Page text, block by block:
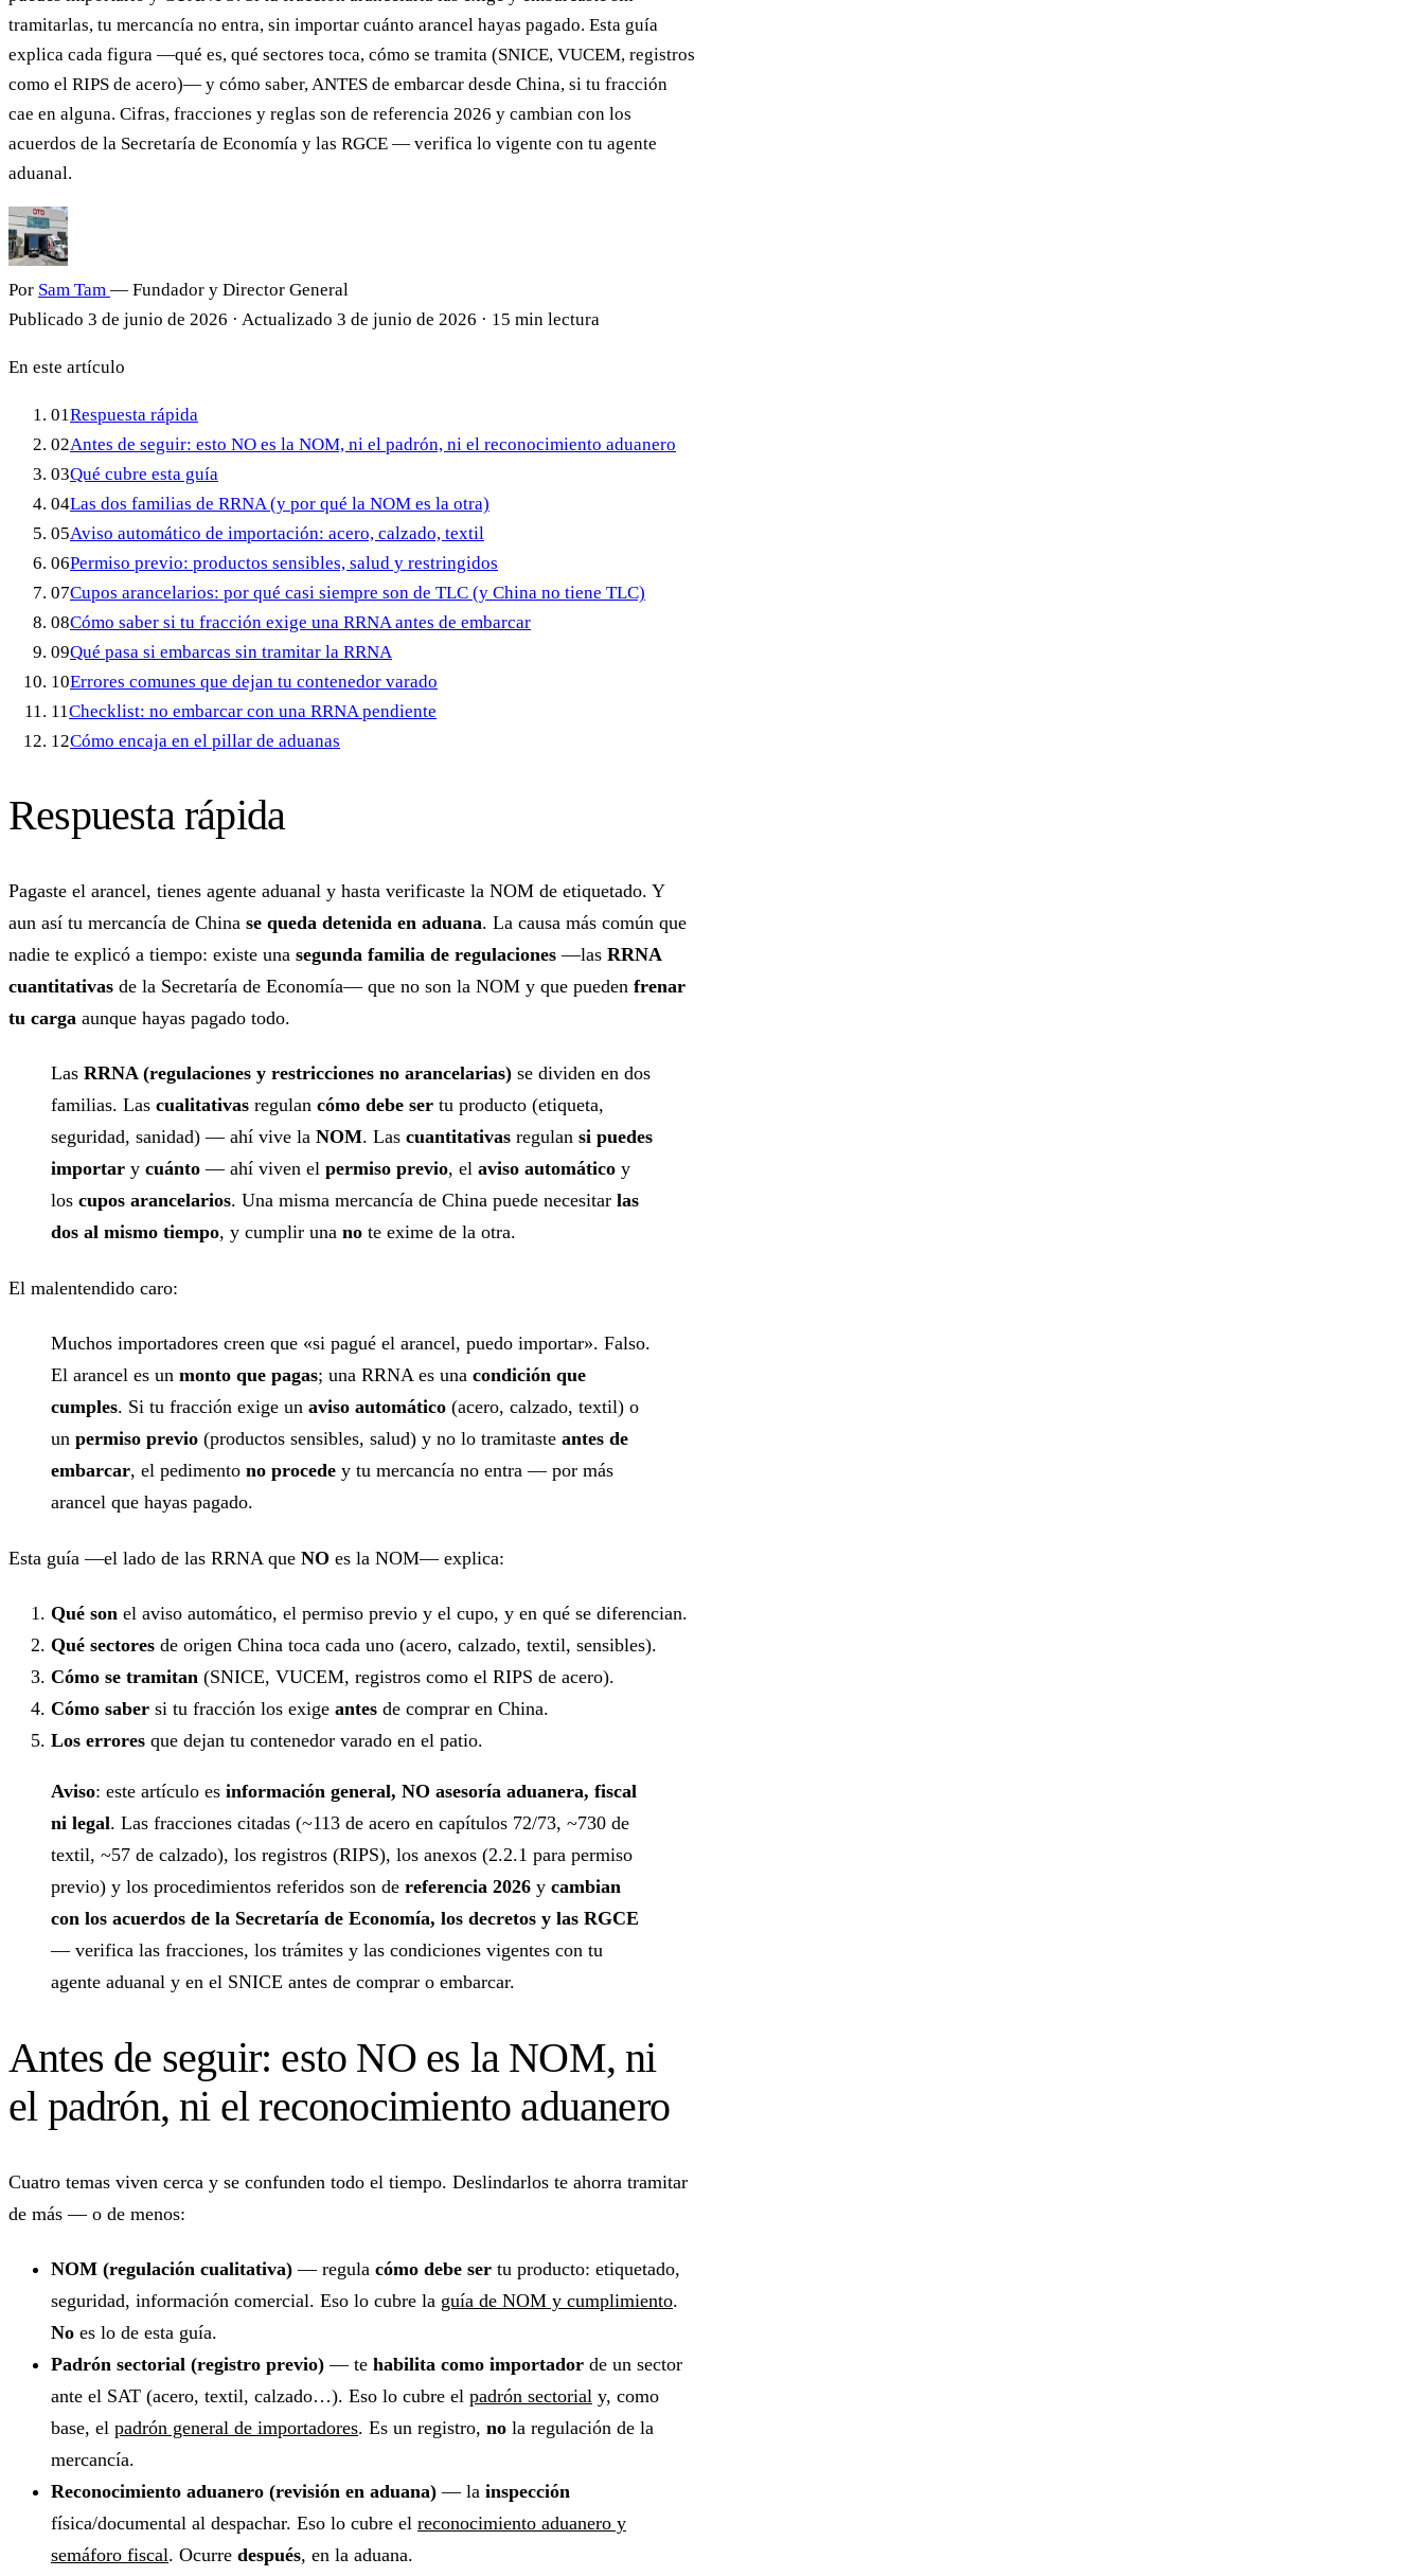
tramitarlas, tu mercancía no entra, sin importar cuánto arancel hayas pagado. Esta guía
explica cada figura —qué es, qué sectores toca, cómo se tramita (SNICE, VUCEM, registros
como el RIPS de acero)— y cómo saber, ANTES de embarcar desde China, si tu fracción
cae en alguna. Cifras, fracciones y reglas son de referencia 2026 y cambian con los
acuerdos de la Secretaría de Economía y las RGCE — verifica lo vigente con tu agente
aduanal.
Por Sam Tam — Fundador y Director General
Publicado 3 de junio de 2026 · Actualizado 3 de junio de 2026 · 15 min lectura
En este artículo
01Respuesta rápida
02Antes de seguir: esto NO es la NOM, ni el padrón, ni el reconocimiento aduanero
03Qué cubre esta guía
04Las dos familias de RRNA (y por qué la NOM es la otra)
05Aviso automático de importación: acero, calzado, textil
06Permiso previo: productos sensibles, salud y restringidos
07Cupos arancelarios: por qué casi siempre son de TLC (y China no tiene TLC)
08Cómo saber si tu fracción exige una RRNA antes de embarcar
09Qué pasa si embarcas sin tramitar la RRNA
10Errores comunes que dejan tu contenedor varado
11Checklist: no embarcar con una RRNA pendiente
12Cómo encaja en el pillar de aduanas
Respuesta rápida
Pagaste el arancel, tienes agente aduanal y hasta verificaste la NOM de etiquetado. Y
aun así tu mercancía de China se queda detenida en aduana. La causa más común que
nadie te explicó a tiempo: existe una segunda familia de regulaciones —las RRNA
cuantitativas de la Secretaría de Economía— que no son la NOM y que pueden frenar
tu carga aunque hayas pagado todo.
Las RRNA (regulaciones y restricciones no arancelarias) se dividen en dos
familias. Las cualitativas regulan cómo debe ser tu producto (etiqueta,
seguridad, sanidad) — ahí vive la NOM. Las cuantitativas regulan si puedes
importar y cuánto — ahí viven el permiso previo, el aviso automático y
los cupos arancelarios. Una misma mercancía de China puede necesitar las
dos al mismo tiempo, y cumplir una no te exime de la otra.
El malentendido caro:
Muchos importadores creen que «si pagué el arancel, puedo importar». Falso.
El arancel es un monto que pagas; una RRNA es una condición que
cumples. Si tu fracción exige un aviso automático (acero, calzado, textil) o
un permiso previo (productos sensibles, salud) y no lo tramitaste antes de
embarcar, el pedimento no procede y tu mercancía no entra — por más
arancel que hayas pagado.
Esta guía —el lado de las RRNA que NO es la NOM— explica:
Qué son el aviso automático, el permiso previo y el cupo, y en qué se diferencian.
Qué sectores de origen China toca cada uno (acero, calzado, textil, sensibles).
Cómo se tramitan (SNICE, VUCEM, registros como el RIPS de acero).
Cómo saber si tu fracción los exige antes de comprar en China.
Los errores que dejan tu contenedor varado en el patio.
Aviso: este artículo es información general, NO asesoría aduanera, fiscal
ni legal. Las fracciones citadas (~113 de acero en capítulos 72/73, ~730 de
textil, ~57 de calzado), los registros (RIPS), los anexos (2.2.1 para permiso
previo) y los procedimientos referidos son de referencia 2026 y cambian
con los acuerdos de la Secretaría de Economía, los decretos y las RGCE
— verifica las fracciones, los trámites y las condiciones vigentes con tu
agente aduanal y en el SNICE antes de comprar o embarcar.
Antes de seguir: esto NO es la NOM, ni
el padrón, ni el reconocimiento aduanero
Cuatro temas viven cerca y se confunden todo el tiempo. Deslindarlos te ahorra tramitar
de más — o de menos:
NOM (regulación cualitativa) — regula cómo debe ser tu producto: etiquetado,
seguridad, información comercial. Eso lo cubre la guía de NOM y cumplimiento.
No es lo de esta guía.
Padrón sectorial (registro previo) — te habilita como importador de un sector
ante el SAT (acero, textil, calzado…). Eso lo cubre el padrón sectorial y, como
base, el padrón general de importadores. Es un registro, no la regulación de la
mercancía.
Reconocimiento aduanero (revisión en aduana) — la inspección
física/documental al despachar. Eso lo cubre el reconocimiento aduanero y
semáforo fiscal. Ocurre después, en la aduana.